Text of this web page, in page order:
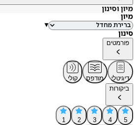
מיון וסינון
מיון
▾
סינון
פורמטים
דיגיטלי מודפס
קולי
ביקורות
5
4
3
2
1